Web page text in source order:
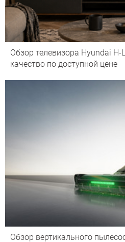
Обзор телевизора Hyundai H-
качество по доступной цене
Обзор вертикального